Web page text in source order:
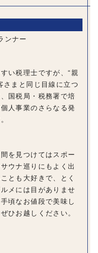
ンナー
い税理士ですが、“親
さまと同じ目線に立つ
国税局・税務署で培
人事業のさらなる発
を見つけてはスポー
ウナ巡りにもよく出
とも大好きで、とく
メには目がありませ
頃なお値段で美味し
ひお越しください。